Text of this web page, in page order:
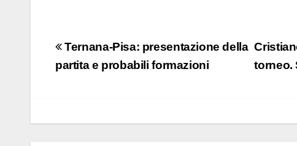
Navigazione
articoli
torneo.
Ternana-Pisa: presentazione della
partita e probabili formazioni